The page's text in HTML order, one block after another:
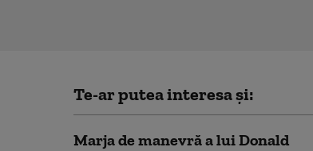
Te-ar putea interesa și:
Marja de manevră a lui Donald